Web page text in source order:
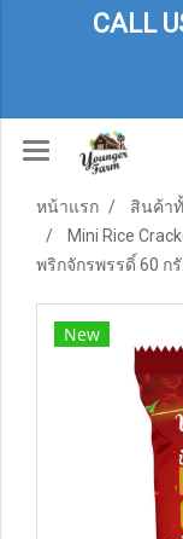
CALL
หน้าแรก สินค้า
Mini Rice
พริกจักรพรรดิ์ 60 ก
New